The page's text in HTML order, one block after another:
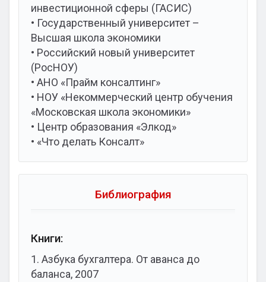
инвестиционной сферы (ГАСИС)
• Государственный университет –
Высшая школа экономики
• Российский новый университет
(РосНОУ)
• АНО «Прайм консалтинг»
• НОУ «Некоммерческий центр обучения
«Московская школа экономики»
• Центр образования «Элкод»
• «Что делать Консалт»
Библиография
Книги:
1. Азбука бухгалтера. От аванса до
баланса, 2007